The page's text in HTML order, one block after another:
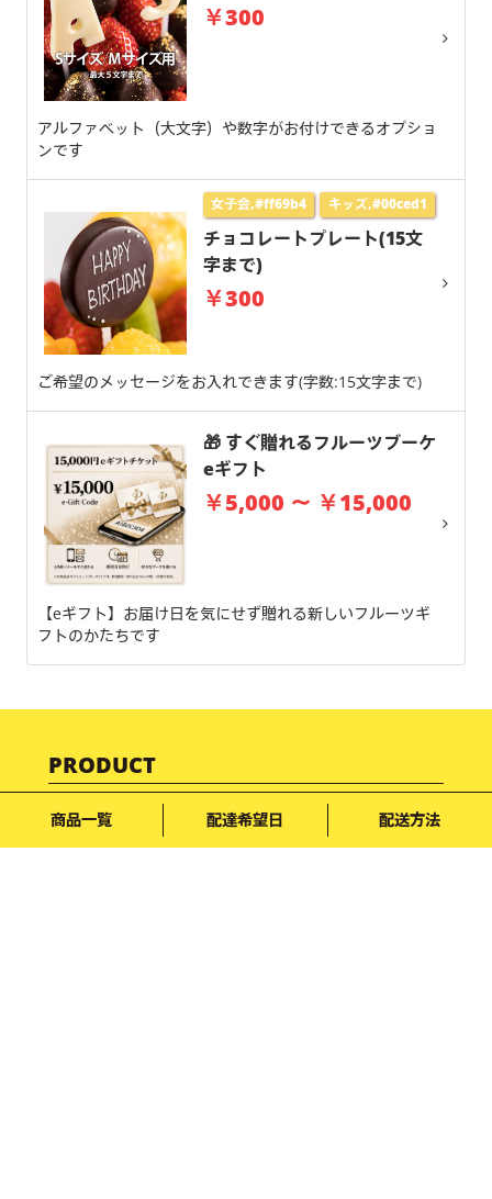
￥300
アルファベット（大文字）や数字がお付けできるオプショ
ンです
女子会,#ff69b4 キッズ,#00ced1
チョコレートプレート(15文
字まで)
￥300
ご希望のメッセージをお入れできます(字数:15文字まで)
🎁 すぐ贈れるフルーツブーケ
eギフト
￥5,000 ～ ￥15,000
【eギフト】お届け日を気にせず贈れる新しいフルーツギ
フトのかたちです
PRODUCT
フルーツギフト商品ページ
過去の人気商品コレクション
商品一覧 配達希望日 配送方法